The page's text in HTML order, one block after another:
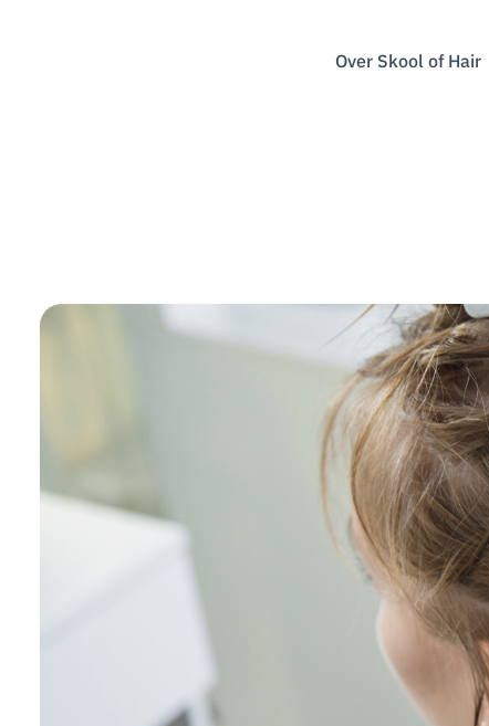
Over Skool of Hair